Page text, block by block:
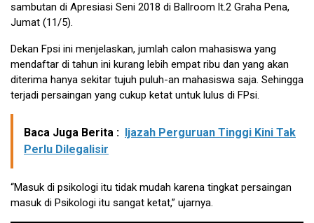
sambutan di Apresiasi Seni 2018 di Ballroom lt.2 Graha Pena,
Jumat (11/5).
Dekan Fpsi ini menjelaskan, jumlah calon mahasiswa yang
mendaftar di tahun ini kurang lebih empat ribu dan yang akan
diterima hanya sekitar tujuh puluh-an mahasiswa saja. Sehingga
terjadi persaingan yang cukup ketat untuk lulus di FPsi.
Baca Juga Berita :
Ijazah Perguruan Tinggi Kini Tak
Perlu Dilegalisir
“Masuk di psikologi itu tidak mudah karena tingkat persaingan
masuk di Psikologi itu sangat ketat,” ujarnya.